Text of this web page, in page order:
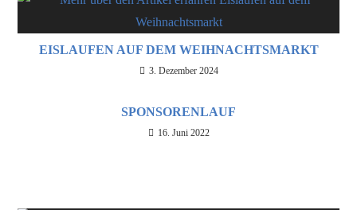
EISLAUFEN AUF DEM WEIHNACHTSMARKT
3. Dezember 2024
SPONSORENLAUF
16. Juni 2022